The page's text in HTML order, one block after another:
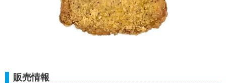
販売情報